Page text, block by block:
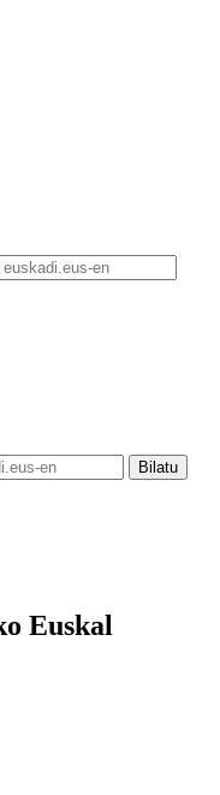
Euskal